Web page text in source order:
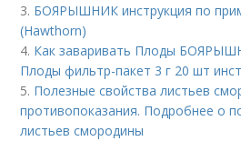
3. БОЯРЫШНИК инструкция по
(Hawthorn)
4. Как заваривать Плоды
Плоды фильтр-пакет 3 г 20 шт
5. Полезные свойства листьев
противопоказания. Подробнее о
листьев смородины